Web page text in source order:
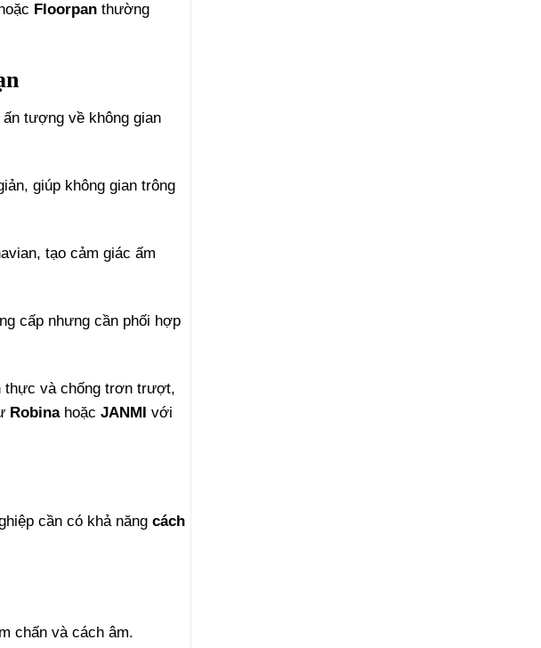
Floorpan thường
tượng về không gian
giúp không gian trông
tạo cảm giác ấm
cấp nhưng cần phối hợp
thực và chống trơn trượt,
Robinahoặc JANMI
với
cần có khả năng cách
chấn và cách âm.